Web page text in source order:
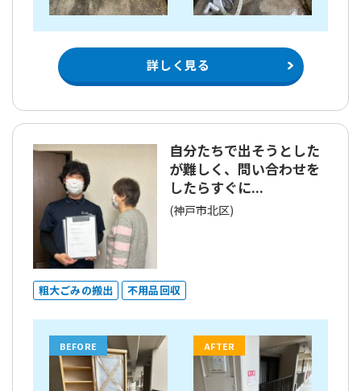
詳しく見る
自分たちで出そうとした
が難しく、問い合わせを
したらすぐに...
(神戸市北区)
粗大ごみの搬出 不用品回収
BEFORE AFTER